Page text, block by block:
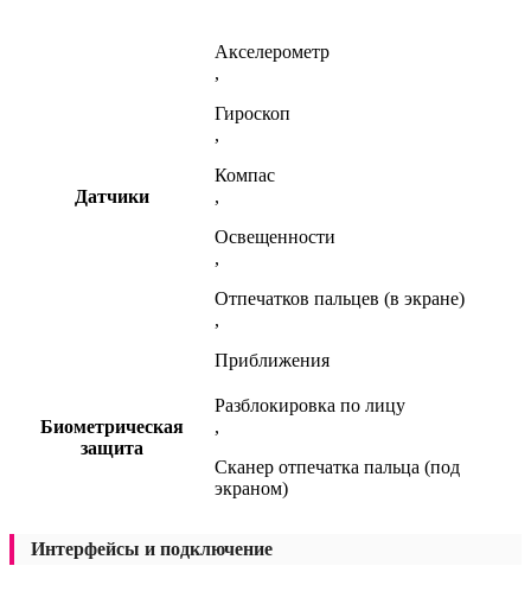
Датчики
Акселерометр
,
Гироскоп
,
Компас
,
Освещенности
,
Отпечатков пальцев (в экране)
,
Приближения
Биометрическая
защита
Разблокировка по лицу
,
Сканер отпечатка пальца (под
экраном)
Интерфейсы и подключение